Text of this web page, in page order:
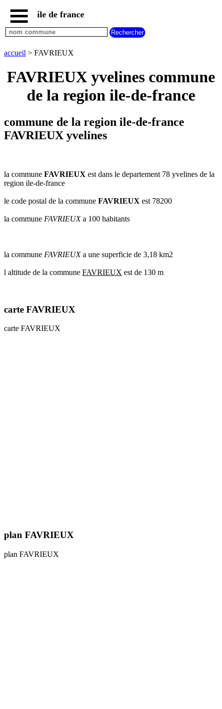
accueil
paris
communes
communes
hauts
seine
et
marne
saint
denis
val
oise
de
marne
communes
ile de france
accueil > FAVRIEUX
FAVRIEUX yvelines commune
de la region ile-de-france
commune de la region ile-de-france
FAVRIEUX yvelines
la commune FAVRIEUX est dans le departement 78 yvelines de la
region ile-de-france
le code postal de la commune FAVRIEUX est 78200
la commune FAVRIEUXa 100 habitants
la commune FAVRIEUXa une superficie de 3,18 km2
l altitude de la commune FAVRIEUX est de 130 m
carte FAVRIEUX
carte FAVRIEUX
plan FAVRIEUX
plan FAVRIEUX